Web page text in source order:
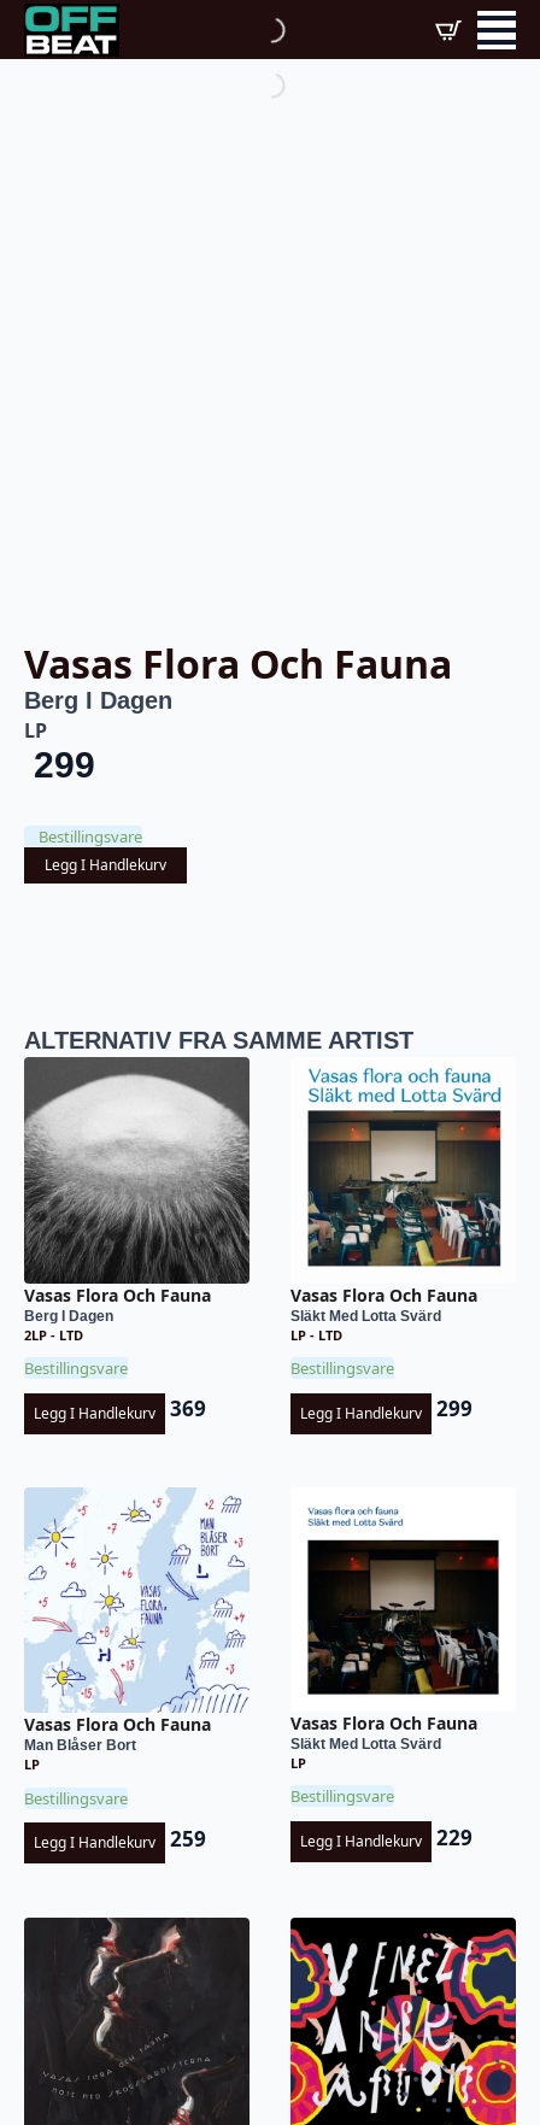
Vasas Flora Och Fauna
Berg I Dagen
LP
299
Bestillingsvare
Legg I Handlekurv
ALTERNATIV FRA SAMME ARTIST
Vasas Flora Och Fauna
Berg I Dagen
2LP - LTD
Bestillingsvare
Legg I Handlekurv 369
Vasas Flora Och Fauna
Släkt Med Lotta Svärd
LP - LTD
Bestillingsvare
Legg I Handlekurv 299
Vasas Flora Och Fauna
Man Blåser Bort
LP
Bestillingsvare
Legg I Handlekurv 259
Vasas Flora Och Fauna
Släkt Med Lotta Svärd
LP
Bestillingsvare
Legg I Handlekurv 229